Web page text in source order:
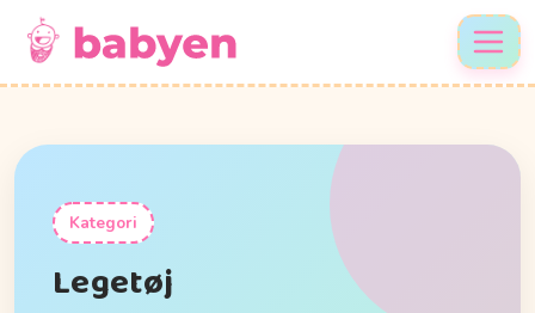
Kategori
Legetøj